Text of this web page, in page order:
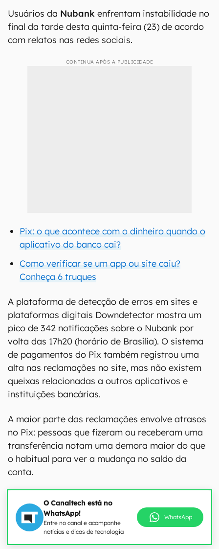
Usuários da Nubank enfrentam instabilidade no
final da tarde desta quinta-feira (23) de acordo
com relatos nas redes sociais.
CONTINUA APÓS A PUBLICIDADE
Pix: o que acontece com o dinheiro quando o
aplicativo do banco cai?
Como verificar se um app ou site caiu?
Conheça 6 truques
A plataforma de detecção de erros em sites e
plataformas digitais Downdetector mostra um
pico de 342 notificações sobre o Nubank por
volta das 17h20 (horário de Brasília). O sistema
de pagamentos do Pix também registrou uma
alta nas reclamações no site, mas não existem
queixas relacionadas a outros aplicativos e
instituições bancárias.
A maior parte das reclamações envolve atrasos
no Pix: pessoas que fizeram ou receberam uma
transferência notam uma demora maior do que
o habitual para ver a mudança no saldo da
conta.
O Canaltech está no
WhatsApp!
Entre no canal e acompanhe
notícias e dicas de tecnologia
WhatsApp